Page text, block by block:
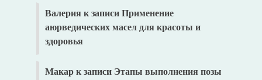
Валерия к записи Применение
аюрведических масел для красоты и
здоровья
Макарк записи Этапы выполнения позы